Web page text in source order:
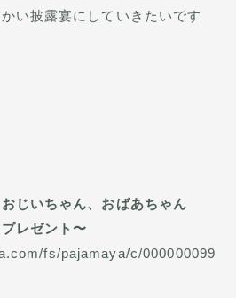
い披露宴にしていきたいです
じいちゃん、おばあちゃん
レゼント〜
fs/pajamaya/c/000000099